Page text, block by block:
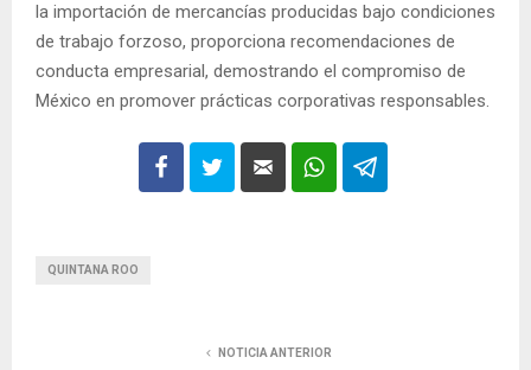
la importación de mercancías producidas bajo condiciones
de trabajo forzoso, proporciona recomendaciones de
conducta empresarial, demostrando el compromiso de
México en promover prácticas corporativas responsables.
QUINTANA ROO
NOTICIA ANTERIOR